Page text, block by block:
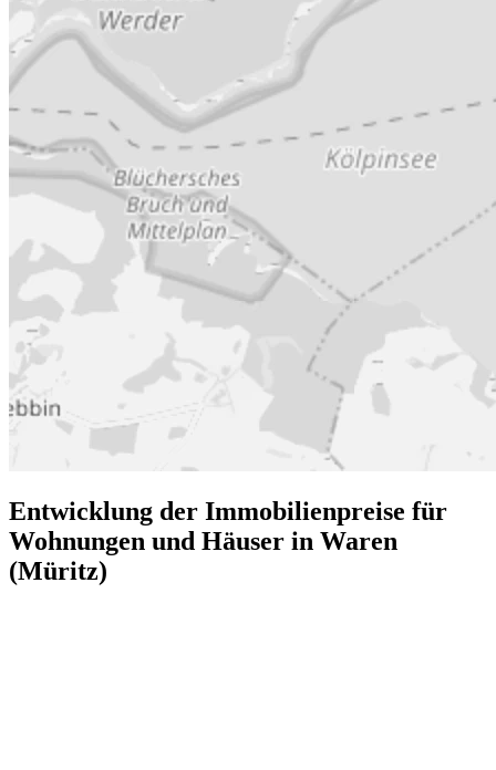
Entwicklung der Immobilienpreise für
Wohnungen und Häuser in Waren
(Müritz)